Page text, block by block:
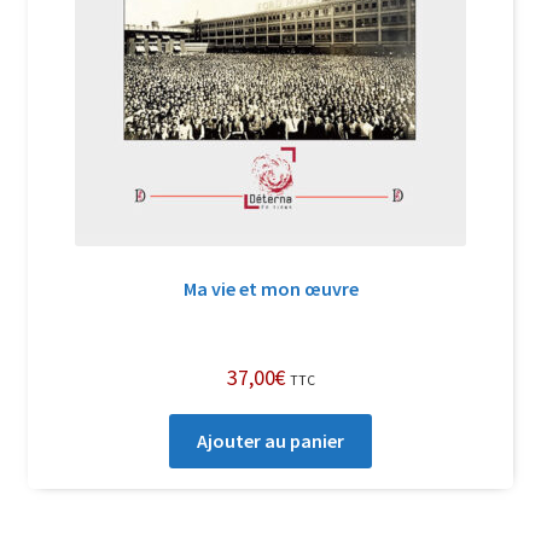
Ma vie et mon œuvre
37,00€ TTC
Ajouter au panier